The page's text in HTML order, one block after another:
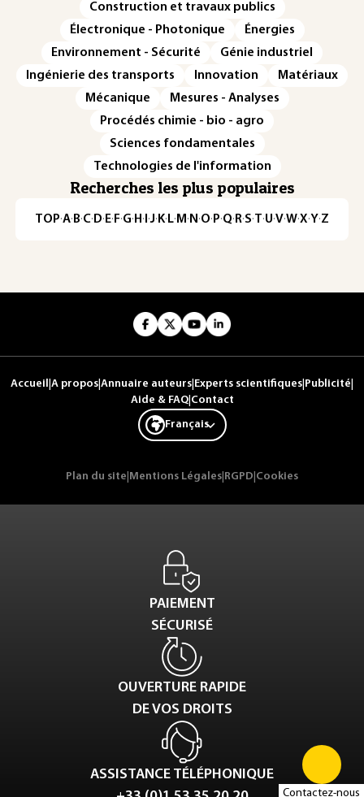
Contactez-nous
Construction et travaux publics
Électronique - Photonique
Énergies
Environnement - Sécurité
Génie industriel
Ingénierie des transports
Innovation
Matériaux
Mécanique
Mesures - Analyses
Procédés chimie - bio - agro
Sciences fondamentales
Technologies de l'information
Recherches les plus populaires
TOP·A·B·C· D· E· F·G· H · ·J· K· L· M · N ·O· P·Q· R·S·T·U·V·W·X·Y·Z
Accueil A propos Annuaire auteurs Experts scientifiques Publicité
Aide & FAQ| Contact
Français
Plan du site Mentions Légales RGPD Cookies
PAIEMENT
SÉCURISÉ
OUVERTURE RAPIDE
DE VOS DROITS
ASSISTANCE TÉLÉPHONIQUE